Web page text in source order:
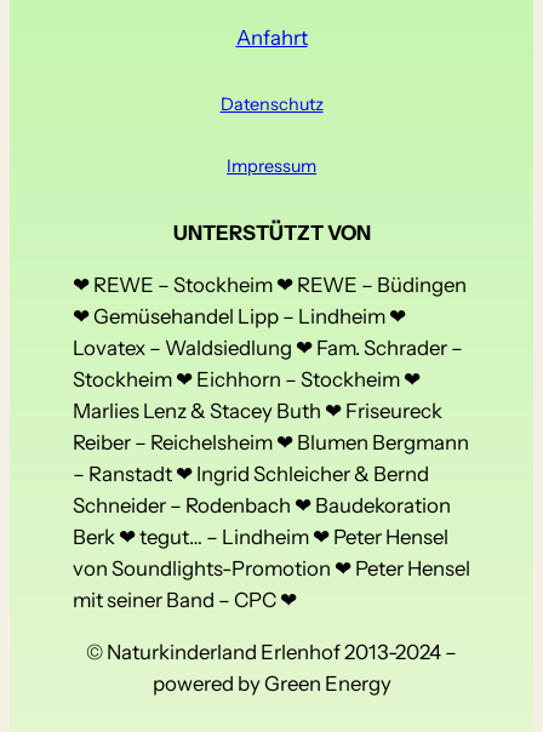
Anfahrt
Datenschutz
Impressum
UNTERSTÜTZT VON
❤ REWE – Stockheim ❤ REWE – Büdingen
❤ Gemüsehandel Lipp – Lindheim ❤
Lovatex – Waldsiedlung ❤ Fam. Schrader –
Stockheim ❤ Eichhorn – Stockheim ❤
Marlies Lenz & Stacey Buth ❤ Friseureck
Reiber – Reichelsheim ❤ Blumen Bergmann
– Ranstadt ❤ Ingrid Schleicher & Bernd
Schneider – Rodenbach ❤ Baudekoration
Berk ❤ tegut… – Lindheim ❤ Peter Hensel
von Soundlights-Promotion ❤ Peter Hensel
mit seiner Band – CPC ❤
© Naturkinderland Erlenhof 2013-2024 –
powered by Green Energy